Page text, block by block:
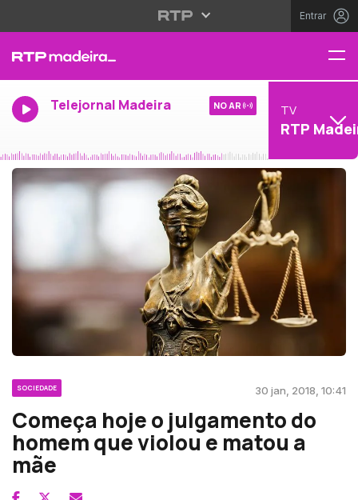
Entrar
Telejornal Madeira NO AR TV
RTP
SOCIEDADE 30 jan, 2018, 10:41
Começa hoje o julgamento do
homem que violou e matou a
mãe